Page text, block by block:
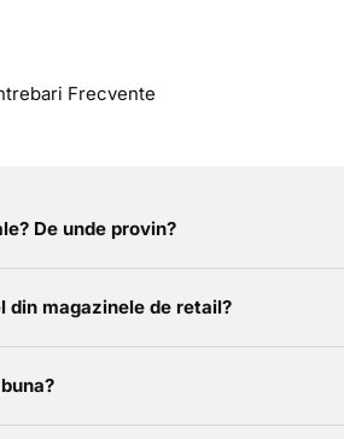
Frecvente
De unde provin?
din magazinele de retail?